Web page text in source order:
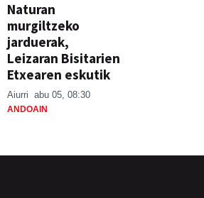
Naturan
murgiltzeko
jarduerak,
Leizaran Bisitarien
Etxearen eskutik
Aiurri abu 05, 08:30
ANDOAIN